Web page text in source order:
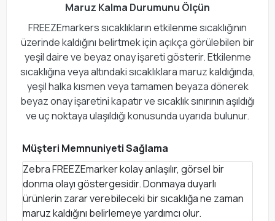
Maruz Kalma Durumunu Ölçün
FREEZEmarkers sıcaklıkların etkilenme sıcaklığının
üzerinde kaldığını belirtmek için açıkça görülebilen bir
yeşil daire ve beyaz onay işareti gösterir. Etkilenme
sıcaklığına veya altındaki sıcaklıklara maruz kaldığında,
yeşil halka kısmen veya tamamen beyaza dönerek
beyaz onay işaretini kapatır ve sıcaklık sınırının aşıldığı
ve uç noktaya ulaşıldığı konusunda uyarıda bulunur.
Müşteri Memnuniyeti Sağlama
Zebra FREEZEmarker kolay anlaşılır, görsel bir
donma olayı göstergesidir. Donmaya duyarlı
ürünlerin zarar verebileceki bir sıcaklığa ne zaman
maruz kaldığını belirlemeye yardımcı olur.